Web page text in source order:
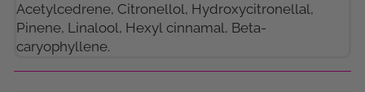
Acetylcedrene, Citronellol, Hydroxycitronellal,
Pinene, Linalool, Hexyl cinnamal, Beta-
caryophyllene.